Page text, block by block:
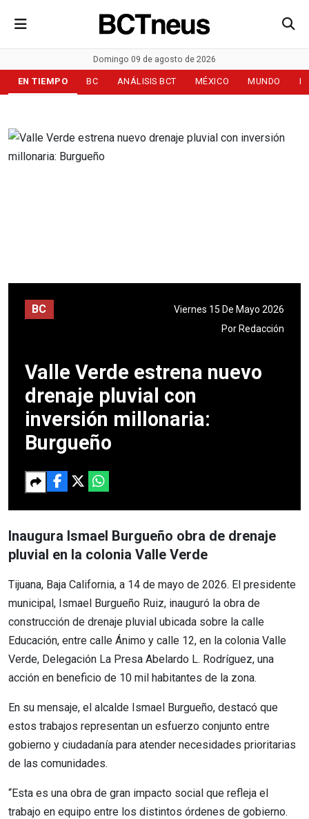
Domingo 09 de agosto de 2026
EN TIEMPO BC ANÁLISIS BCT MÉXICO MUNDO
BC
Viernes 15 De Mayo 2026
Por Redacción
Valle Verde estrena nuevo
drenaje pluvial con
inversión millonaria:
Burgueño
Inaugura Ismael Burgueño obra de drenaje
pluvial en la colonia Valle Verde
Tijuana, Baja California, a 14 de mayo de 2026. El presidente
municipal, Ismael Burgueño Ruiz, inauguró la obra de
construcción de drenaje pluvial ubicada sobre la calle
Educación, entre calle Ánimo y calle 12, en la colonia Valle
Verde, Delegación La Presa Abelardo L. Rodríguez, una
acción en beneficio de 10 mil habitantes de la zona.
En su mensaje, el alcalde Ismael Burgueño, destacó que
estos trabajos representan un esfuerzo conjunto entre
gobierno y ciudadanía para atender necesidades prioritarias
de las comunidades.
“Esta es una obra de gran impacto social que refleja el
trabajo en equipo entre los distintos órdenes de gobierno.